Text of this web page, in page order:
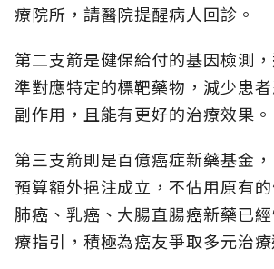
療院所，請醫院提醒病人回診。
第二支箭是健保給付的基因檢測
準對應特定的標靶藥物，減少患
副作用，且能有更好的治療效果。
第三支箭則是百億癌症新藥基金
預算額外挹注成立，不佔用原有
肺癌、乳癌、大腸直腸癌新藥已
療指引，積極為癌友爭取多元治療